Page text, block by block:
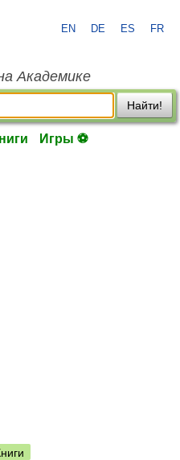
EN DE ES FR
Академике
Найти!
Игры ⚽